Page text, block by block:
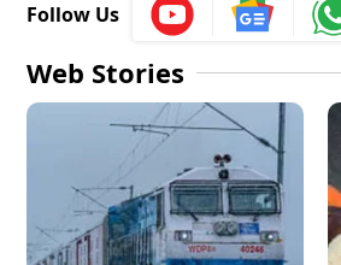
Follow Us
Web Stories